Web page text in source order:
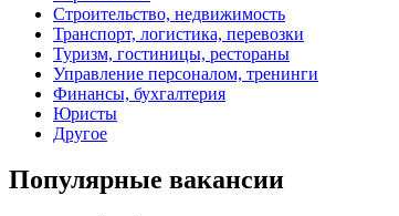
Строительство, недвижимость
Транспорт, логистика, перевозки
Туризм, гостиницы, рестораны
Управление персоналом, тренинги
Финансы, бухгалтерия
Юристы
Другое
Популярные вакансии